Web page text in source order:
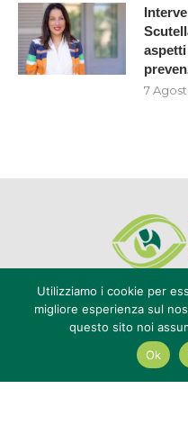
aspetti
7
Editore Progetto Touring srl -
02636800803 - Reg.
Utilizziamo i cookie per
migliore esperienza sul
questo sito noi
Ok